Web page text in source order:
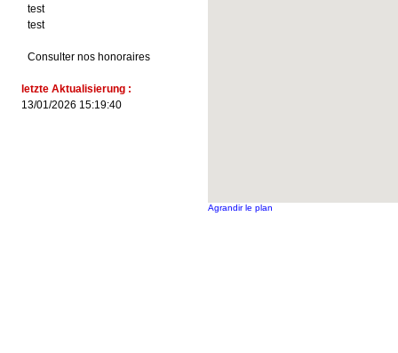
test
test
Consulter nos honoraires
letzte Aktualisierung :
13/01/2026 15:19:40
Agrandir le plan